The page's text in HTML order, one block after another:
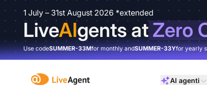
1 July – 31st August 2026 *extended
LiveAIgents atZero
Use codeSUMMER-33Mfor monthly andSUMMER-33Yfor yearly
:site.title AI agenti